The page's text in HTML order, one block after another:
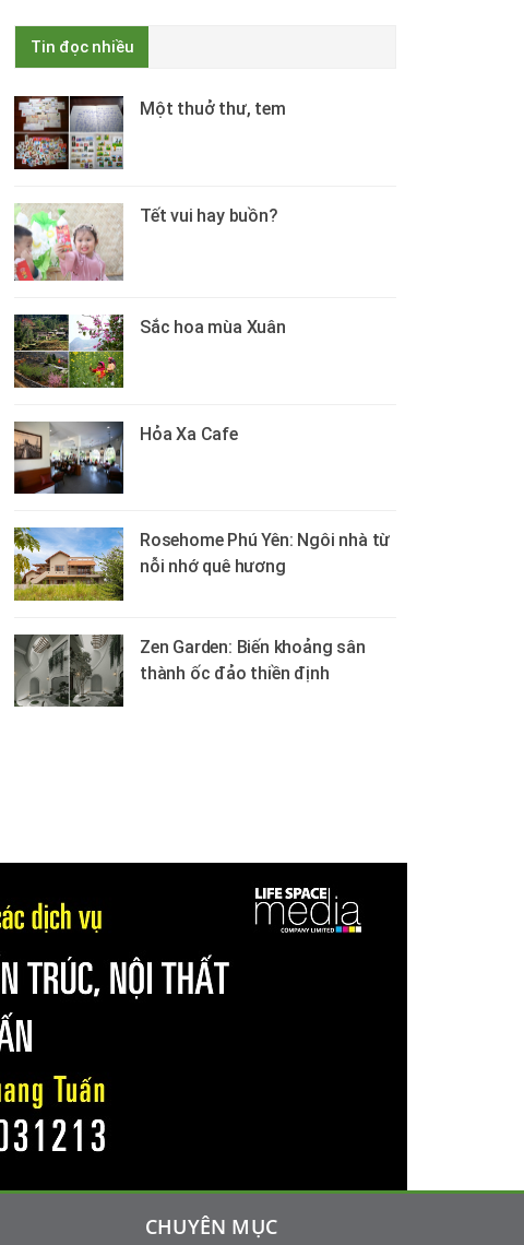
Tin đọc nhiều
Một thuở thư, tem
Tết vui hay buồn?
Sắc hoa mùa Xuân
Hỏa Xa Cafe
Rosehome Phú Yên: Ngôi nhà từ
nỗi nhớ quê hương
Zen Garden: Biến khoảng sân
thành ốc đảo thiền định
CHUYÊN MỤC